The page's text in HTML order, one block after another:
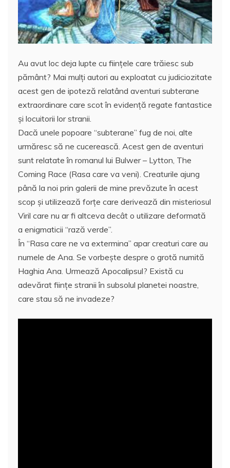
o
k
p
z
ă
Au avut loc deja lupte cu fiinţele care trăiesc sub
pământ? Mai mulţi autori au exploatat cu judiciozitate
acest gen de ipoteză relatând aventuri subterane
extraordinare care scot în evidenţă regate fantastice
şi locuitorii lor stranii.
Dacă unele popoare “subterane” fug de noi, alte
urmăresc să ne cucerească. Acest gen de aventuri
sunt relatate în romanul lui Bulwer – Lytton, The
Coming Race (Rasa care va veni). Creaturile ajung
până la noi prin galerii de mine prevăzute în acest
scop şi utilizează forţe care derivează din misteriosul
Viril care nu ar fi altceva decât o utilizare deformată
a enigmaticii “rază verde”.
În “Rasa care ne va extermina” apar creaturi care au
numele de Ana. Se vorbeşte despre o grotă numită
Haghia Ana. Urmează Apocalipsul? Există cu
adevărat fiinţe stranii în subsolul planetei noastre,
care stau să ne invadeze?